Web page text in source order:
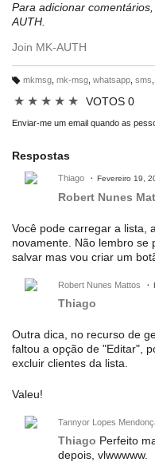
Para adicionar
AUTH.
Join MK-AUTH
ar
c
ç
õ
mkmsg, mk-msg, whatsapp, sms
★ ★ ★ ★ ★ VOTOS 0
Enviar-me um email quando as
Respostas
Thiago Fevereiro 19,
Robert Nunes
Você pode carregar a lista,
novamente. Não lembro se
salvar mas vou criar um
Robert Nunes Mattos
Thiago
Outra dica, no recurso de
faltou a opção de "Editar",
excluir clientes da lista.
Valeu!
Tannyor Lopes
Thiago Perfeito
depois, vlwwwww.